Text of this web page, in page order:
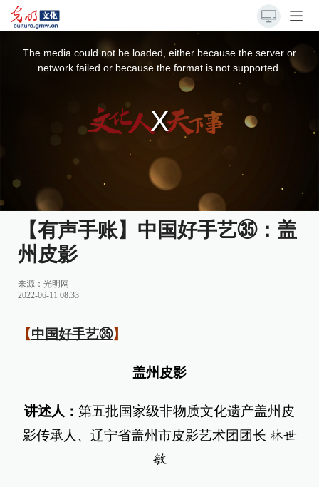
The media could not be loaded, either because the server or
network failed or because the format is not supported.
【有声手账】中国好手艺㉟：盖
州皮影
来源： 光明网
2022-06-11 08:33
【中国好手艺㉟】
盖州皮影
讲述人： 第五批国家级非物质文化遗产盖州皮
影传承人、辽宁省盖州市皮影艺术团团长 林世
敏